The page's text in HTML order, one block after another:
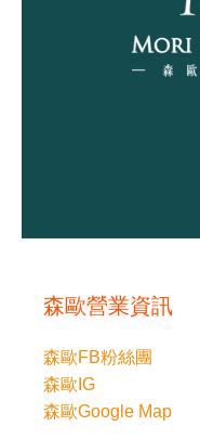
森歐營業資訊
森歐FB粉絲團
森歐IG
森歐Google Map